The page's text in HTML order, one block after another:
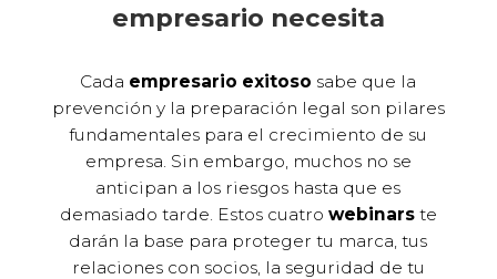
empresario necesita
Cada empresario exitoso sabe que la
prevención y la preparación legal son pilares
fundamentales para el crecimiento de su
empresa. Sin embargo, muchos no se
anticipan a los riesgos hasta que es
demasiado tarde. Estos cuatro webinarste
darán la base para proteger tu marca, tus
relaciones con socios, la seguridad de tu